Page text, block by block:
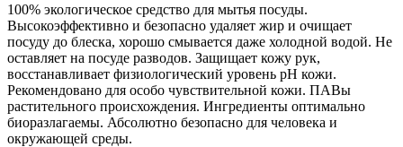
100% экологическое средство для мытья посуды.
Высокоэффективно и безопасно удаляет жир и очищает
посуду до блеска, хорошо смывается даже холодной водой. Не
оставляет на посуде разводов. Защищает кожу рук,
восстанавливает физиологический уровень рН кожи.
Рекомендовано для особо чувствительной кожи. ПАВы
растительного происхождения. Ингредиенты оптимально
биоразлагаемы. Абсолютно безопасно для человека и
окружающей среды.